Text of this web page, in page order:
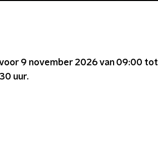
9 november 2026 van 09:00 tot
uur.